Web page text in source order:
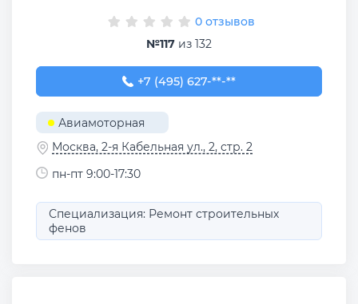
0 отзывов
№117 из 132
+7 (495) 627-36-08
+7 (495) 627-**-**
Авиамоторная
Москва, 2-я Кабельная ул., 2, стр. 2
пн-пт 9:00-17:30
Специализация: Ремонт строительных
фенов